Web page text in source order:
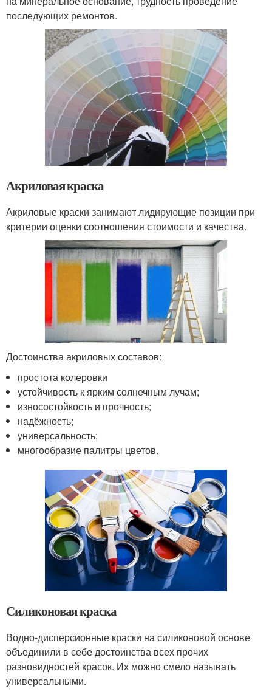
последующих ремонтов.
Акриловая краска
Акриловые краски занимают лидирующие позиции при
критерии оценки соотношения стоимости и качества.
Достоинства акриловых составов:
простота колеровки
устойчивость к ярким солнечным лучам;
износостойкость и прочность;
надёжность;
универсальность;
многообразие палитры цветов.
Силиконовая краска
Водно-дисперсионные краски на силиконовой основе
объединили в себе достоинства всех прочих
разновидностей красок. Их можно смело называть
универсальными.